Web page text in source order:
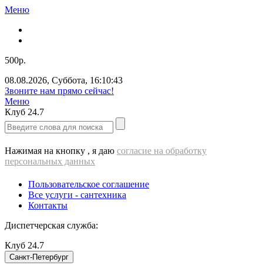
Меню
500р.
08.08.2026, Суббота, 16:10:44
Звоните нам прямо сейчас!
Меню
Клуб 24.7
Нажимая на кнопку , я даю согласие на обработку
персональных данных
Пользовательское соглашение
Все услуги - cантехника
Контакты
Диспетчерская служба:
Клуб 24.7
Санкт-Петербург